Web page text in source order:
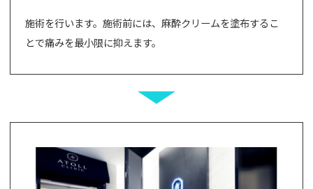
施術を行います。施術前には、麻酔クリームを塗布するこ
とで痛みを最小限に抑えます。